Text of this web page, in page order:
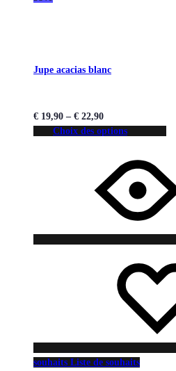
Jupe acacias blanc
€ 19,90 – € 22,90
Choix des options
souhaits Liste de souhaits